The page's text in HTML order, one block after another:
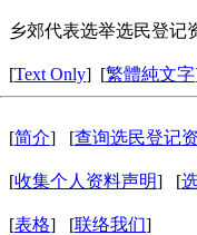
乡郊代表选举选民登记
[Text Only] [繁體純文字
[简介] [查询选民登记
[收集个人资料声明] [
[表格] [联络我们]